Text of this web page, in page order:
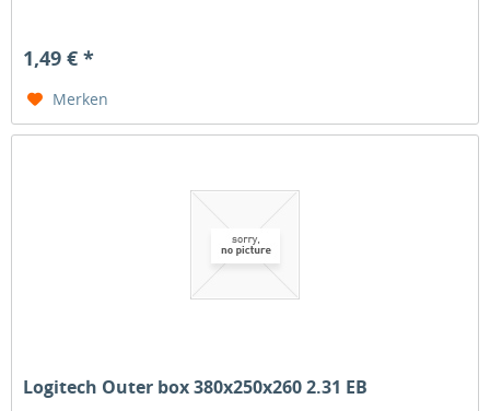
1,49 € *
Merken
Logitech Outer box 380x250x260 2.31 EB